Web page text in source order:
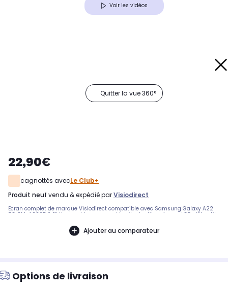
Voir les vidéos
Quitter la vue 360°
22,90€
cagnottés avecLe Club+
produit neuf vendu & expédié parVisiodirect
Ecran complet de marque Visiodirect compatible avec Samsung Galaxy A22
5G SM-A226B 6,6", L'ensemble comprend la vitre tactile + l'ecran LCD+ Kit outils,
Ajouter au comparateur
Options de livraison